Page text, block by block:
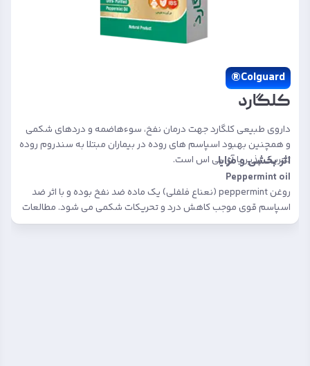
Colguard®
کلگارد
داروی طبیعی کلگارد جهت درمان نفخ، سوءهاضمه و دردهای شکمی
و همچنین بهبود اسپاسم های روده در بیماران مبتلا به سندروم روده
تحریک پذیر یا آی بی اس است.
اثر بخشی و مزایا
Peppermint oil
روغن peppermint (نعناع فلفلی) یک ماده ضد نفخ بوده و با اثر ضد
اسپاسم قوی موجب کاهش درد و تحریکات شکمی می شود. مطالعات
بر روی سلول های زنده در خارج و در داخل بدن انسان ثابت کرده اند